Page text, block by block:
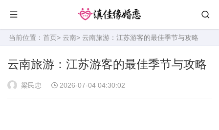
当前位置： 首页> 云南> 云南旅游：江苏游客的最佳季节与攻略
云南旅游：江苏游客的最佳季节与攻略
梁民忠 2026-07-04 04:30:02